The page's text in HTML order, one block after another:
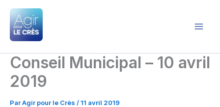
Aller
contenu
Conseil Municipal – 10 avril
2019
ParAgir pour le Crès /11 avril 2019